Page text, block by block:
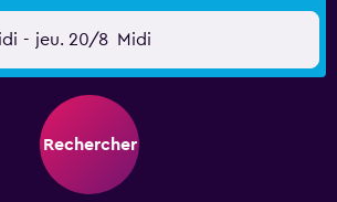
- jeu. 20/8 Midi
Rechercher